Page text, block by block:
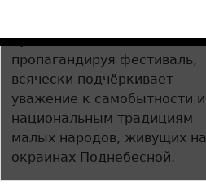
Руководство КНР,
пропагандируя фестиваль,
всячески подчёркивает
уважение к самобытности и
национальным традициям
малых народов, живущих на
окраинах Поднебесной.